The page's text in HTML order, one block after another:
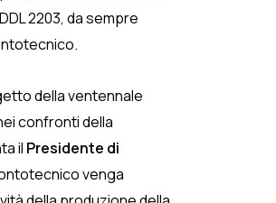
2203, da sempre
della ventennale
confronti della
il Presidente di
venga